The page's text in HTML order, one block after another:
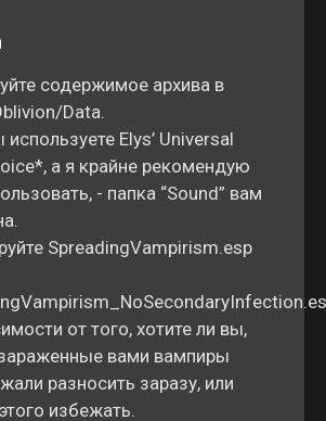
содержимое архива в
Data.
используете Elys’ Universal
а я крайне рекомендую
- папка “Sound” вам
SpreadingVampirism.esp
от того, хотите ли вы,
вами вампиры
разносить заразу, или
избежать.